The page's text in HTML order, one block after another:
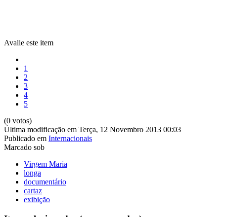
Avalie este item
1
2
3
4
5
(0 votos)
Última modificação em Terça, 12 Novembro 2013 00:03
Publicado em Internacionais
Marcado sob
Virgem Maria
longa
documentário
cartaz
exibição